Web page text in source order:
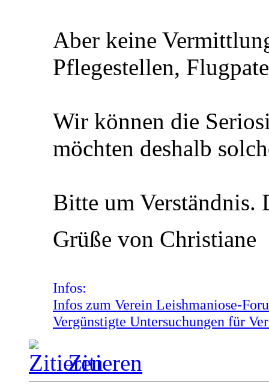
Aber keine
Pflegestellen,
Wir können die
möchten deshalb
Bitte um Verständnis.
Grüße von Christiane
Infos:
Infos zum Verein Leishmaniose-
Vergünstigte Untersuchungen für
Zitieren